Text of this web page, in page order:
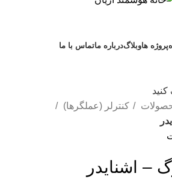
پروژه هاوبلاگدرباره ماتماس با ما
کنترلر (عملگرها)
– اشنایدر